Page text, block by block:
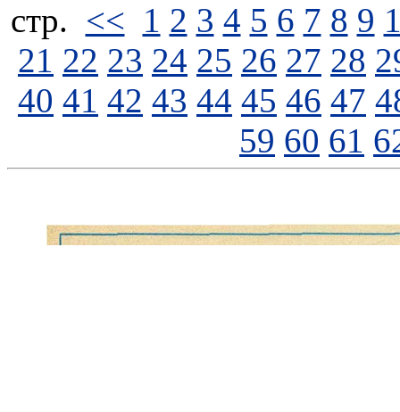
стp. << 1 2 3 4 5 6 7 8 9
21 22 23 24 25 26 27 28
40 41 42 43 44 45 46 47
59 60 61